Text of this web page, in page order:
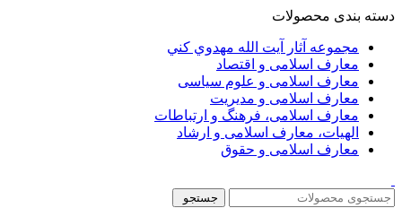
دسته بندی محصولات
مجموعه آثار آيت الله مهدوي كني
معارف اسلامی و اقتصاد
معارف اسلامی و علوم سیاسی
معارف اسلامی و مدیریت
معارف اسلامی، فرهنگ و ارتباطات
الهیات، معارف اسلامی و ارشاد
معارف اسلامی و حقوق
جستجو